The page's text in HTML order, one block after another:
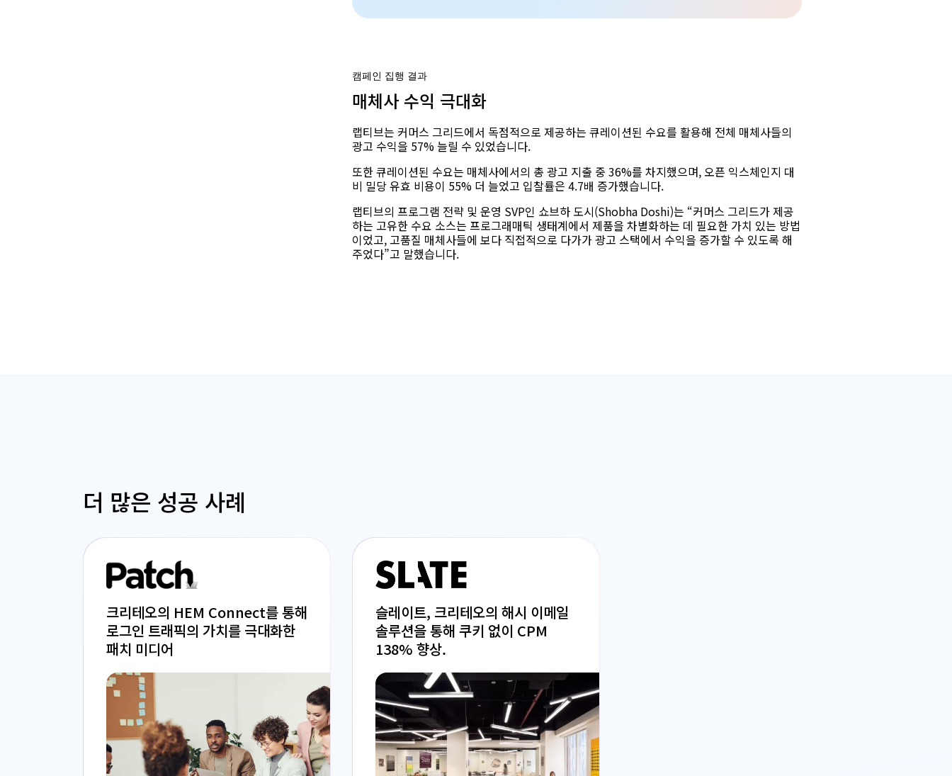
캠페인 집행 결과
매체사 수익 극대화
랩티브는 커머스 그리드에서 독점적으로 제공하는 큐레이션된 수요를 활용해 전체 매체사들의
광고 수익을 57% 늘릴 수 있었습니다.
또한 큐레이션된 수요는 매체사에서의 총 광고 지출 중 36%를 차지했으며, 오픈 익스체인지 대
비 밀당 유효 비용이 55% 더 늘었고 입찰률은 4.7배 증가했습니다.
랩티브의 프로그램 전략 및 운영 SVP인 쇼브하 도시(Shobha Doshi)는 “커머스 그리드가 제공
하는 고유한 수요 소스는 프로그래매틱 생태계에서 제품을 차별화하는 데 필요한 가치 있는 방법
이었고, 고품질 매체사들에 보다 직접적으로 다가가 광고 스택에서 수익을 증가할 수 있도록 해
주었다”고 말했습니다.
더 많은 성공 사례
크리테오의 HEM Connect를 통해
로그인 트래픽의 가치를 극대화한
패치 미디어
슬레이트, 크리테오의 해시 이메일
솔루션을 통해 쿠키 없이 CPM
138% 향상.